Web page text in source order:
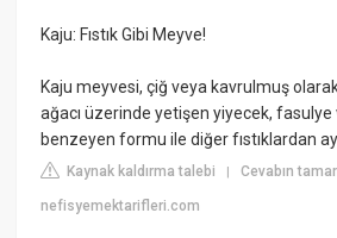
Kaju: Fıstık Gibi Meyve!
Kaju meyvesi, çiğ veya kavrulmuş
ağacı üzerinde yetişen yiyecek,
benzeyen formu ile diğer fıstıklardan
Kaynak kaldırma talebi |Cevabın
nefisyemektarifleri.com